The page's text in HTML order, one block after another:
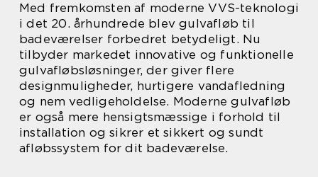
Med fremkomsten af moderne VVS-teknologi
i det 20. århundrede blev gulvafløb til
badeværelser forbedret betydeligt. Nu
tilbyder markedet innovative og funktionelle
gulvafløbsløsninger, der giver flere
designmuligheder, hurtigere vandafledning
og nem vedligeholdelse. Moderne gulvafløb
er også mere hensigtsmæssige i forhold til
installation og sikrer et sikkert og sundt
afløbssystem for dit badeværelse.